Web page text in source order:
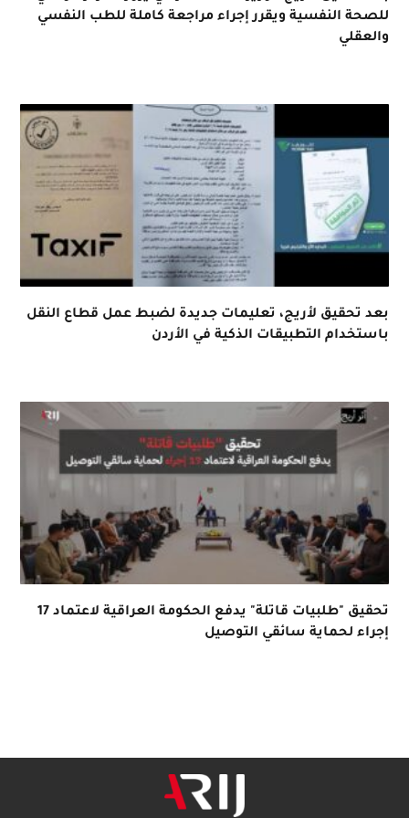
للصحة النفسية ويقرر إجراء مراجعة كاملة للطب النفسي
والعقلي
بعد تحقيق لأريج، تعليمات جديدة لضبط عمل قطاع النقل
باستخدام التطبيقات الذكية في الأردن
تحقيق "طلبيات قاتلة" يدفع الحكومة العراقية لاعتماد 17
إجراء لحماية سائقي التوصيل